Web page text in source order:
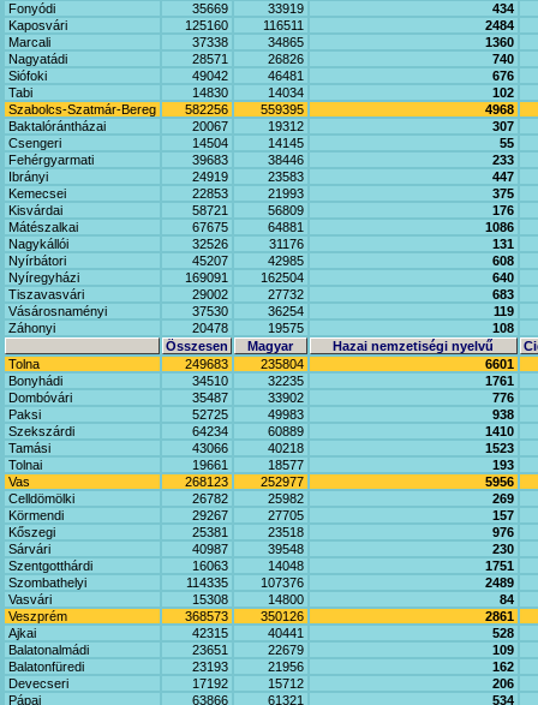
Fonyódi
35669 33919
434
Kaposvári
125160 116511
2484
Marcali
37338 34865
1360
Nagyatádi
28571 26826
740
Siófoki
49042 46481
676
Tabi
14830 14034
102
Szabolcs-Szatmár-Bereg
582256 559395
4968
Baktalórántházai
20067 19312
307
Csengeri
14504 14145
55
Fehérgyarmati
39683 38446
233
Ibrányi
24919 23583
447
Kemecsei
22853 21993
375
Kisvárdai
58721 56809
176
Mátészalkai
67675 64881
1086
Nagykállói
32526 31176
131
Nyírbátori
45207 42985
608
Nyíregyházi
169091 162504
640
Tiszavasvári
29002 27732
683
Vásárosnaményi
37530 36254
119
Záhonyi
20478 19575
108
Összesen
Magyar Hazai nemzetiségi nyelvű
Tolna
249683 235804
6601
Bonyhádi
34510 32235
1761
Dombóvári
35487 33902
776
Paksi
52725 49983
938
Szekszárdi
64234 60889
1410
Tamási
43066 40218
1523
Tolnai
19661 18577
193
Vas
268123 252977
5956
Celldömölki
26782 25982
269
Körmendi
29267 27705
157
Kőszegi
25381 23518
976
Sárvári
40987 39548
230
Szentgotthárdi
16063 14048
1751
Szombathelyi
114335 107376
2489
Vasvári
15308 14800
84
Veszprém
368573 350126
2861
Ajkai
42315 40441
528
Balatonalmádi
23651 22679
109
Balatonfüredi
23193 21956
162
Devecseri
17192 15712
206
Pápai
63866 61321 534